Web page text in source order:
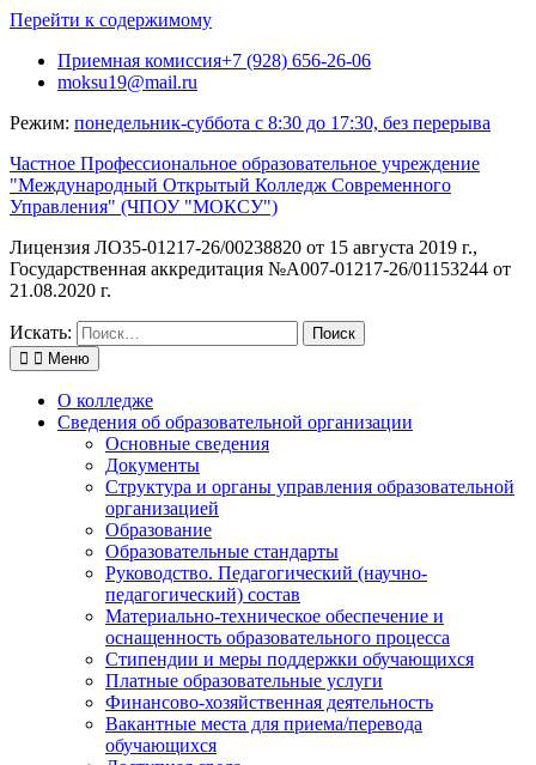
Перейти к содержимому
Приемная комиссия+7 (928) 656-26-06
moksu19@mail.ru
Режим: понедельник-суббота с 8:30 до 17:30, без перерыва
Частное Профессиональное образовательное учреждение
"Международный Открытый Колледж Современного
Управления" (ЧПОУ "МОКСУ")
Лицензия ЛО35-01217-26/00238820 от 15 августа 2019 г.,
Государственная аккредитация №А007-01217-26/01153244 от
21.08.2020 г.
Искать:
Меню
О колледже
Сведения об образовательной организации
Основные сведения
Документы
Структура и органы управления образовательной
организацией
Образование
Образовательные стандарты
Руководство. Педагогический (научно-
педагогический) состав
Материально-техническое обеспечение и
оснащенность образовательного процесса
Стипендии и меры поддержки обучающихся
Платные образовательные услуги
Финансово-хозяйственная деятельность
Вакантные места для приема/перевода
обучающихся